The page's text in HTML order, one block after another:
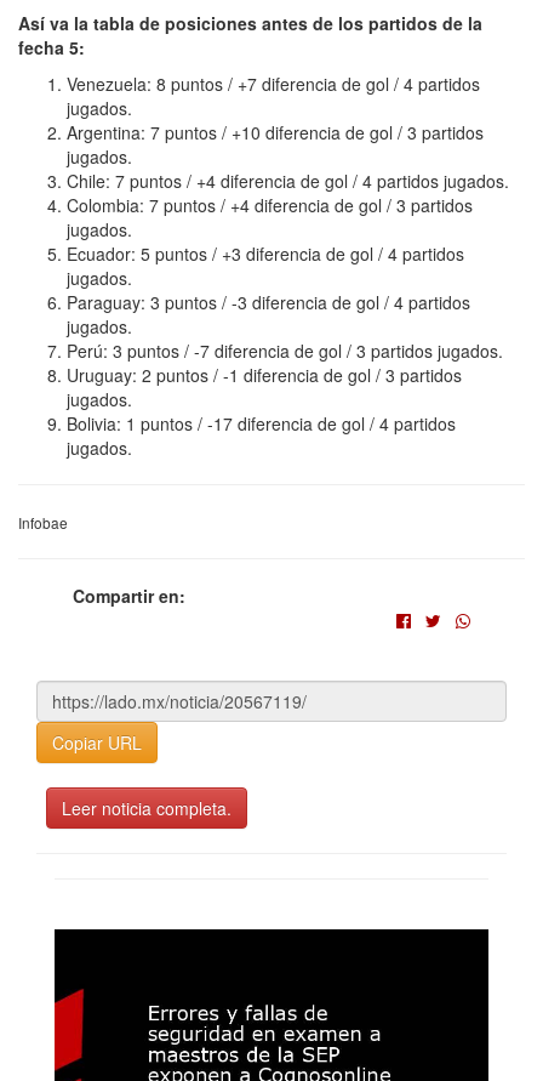
Así va la tabla de posiciones antes de los partidos de la
fecha 5:
Venezuela: 8 puntos / +7 diferencia de gol / 4 partidos
jugados.
Argentina: 7 puntos / +10 diferencia de gol / 3 partidos
jugados.
Chile: 7 puntos / +4 diferencia de gol / 4 partidos jugados.
Colombia: 7 puntos / +4 diferencia de gol / 3 partidos
jugados.
Ecuador: 5 puntos / +3 diferencia de gol / 4 partidos
jugados.
Paraguay: 3 puntos / -3 diferencia de gol / 4 partidos
jugados.
Perú: 3 puntos / -7 diferencia de gol / 3 partidos jugados.
Uruguay: 2 puntos / -1 diferencia de gol / 3 partidos
jugados.
Bolivia: 1 puntos / -17 diferencia de gol / 4 partidos
jugados.
Infobae
Compartir en:
Copiar URL
Leer noticia completa.